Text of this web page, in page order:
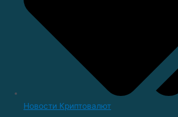
Новости Криптовалют